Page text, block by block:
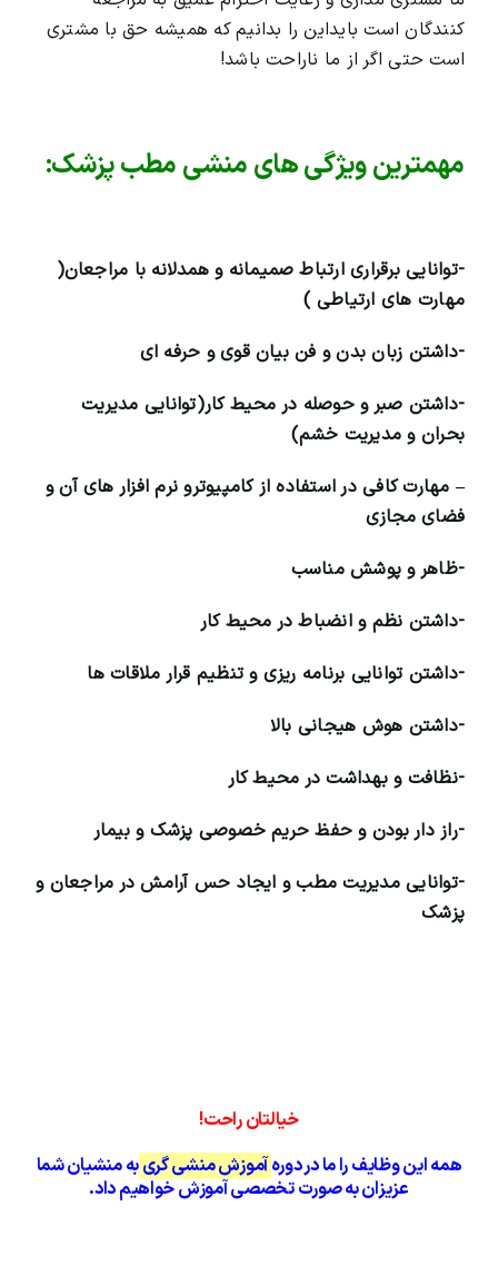
کنندگان است بایداین را بدانیم که همیشه حق با مشتری
است حتی اگر از ما ناراحت باشد!
مهمترین ویژگی های منشی مطب پزشک:
-توانایی برقراری ارتباط صمیمانه و همدلانه با مراجعان(
مهارت های ارتیاطی )
-داشتن زبان بدن و فن بیان قوی و حرفه ای
-داشتن صبر و حوصله در محیط کار(توانایی مدیریت
بحران و مدیریت خشم)
– مهارت کافی در استفاده از کامپیوترو نرم افزار های آن و
فضای مجازی
-ظاهر و پوشش مناسب
-داشتن نظم و انضباط در محیط کار
-داشتن توانایی برنامه ریزی و تنظیم قرار ملاقات ها
-داشتن هوش هیجانی بالا
-نظافت و بهداشت در محیط کار
-راز دار بودن و حفظ حریم خصوصی پزشک و بیمار
-توانایی مدیریت مطب و ایجاد حس آرامش در مراجعان و
پزشک
خیالتان راحت!
همه این وظایف را ما در دورهآموزش منشی گریبه منشیان شما
عزیزان به صورت تخصصی آموزش خواهیم داد.